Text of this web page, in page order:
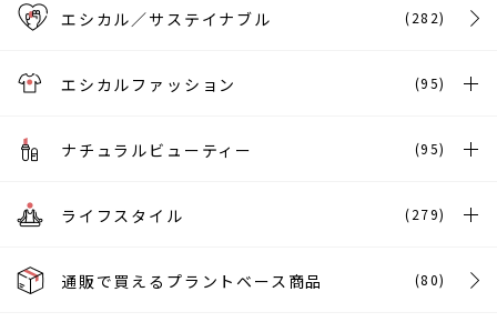
エシカル／サステイナブル (282)
エシカルファッション (95)
ナチュラルビューティー (95)
ライフスタイル (279)
通販で買えるプラントベース商品 (80)